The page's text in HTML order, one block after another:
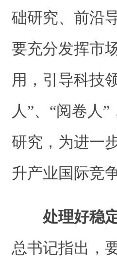
础研究、前沿
要充分发挥市
用，引导科技
人”、“阅卷人
研究，为进一
升产业国际竞
处理好稳
总书记指出，